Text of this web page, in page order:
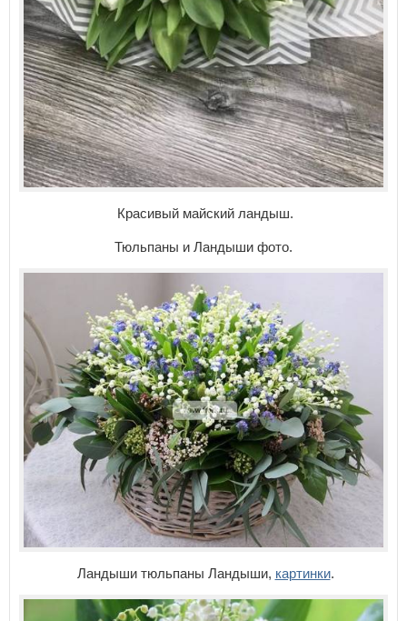
Красивый майский ландыш.
Тюльпаны и Ландыши фото.
Ландыши тюльпаны Ландыши, картинки.